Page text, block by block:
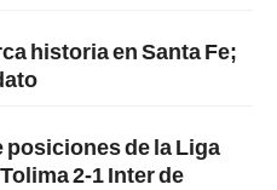
historia en Santa Fe;
posiciones de la Liga
2-1 Inter de